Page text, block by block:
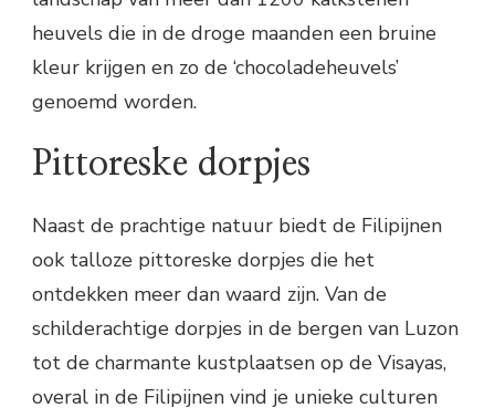
heuvels die in de droge maanden een bruine
kleur krijgen en zo de ‘chocoladeheuvels’
genoemd worden.
Pittoreske dorpjes
Naast de prachtige natuur biedt de Filipijnen
ook talloze pittoreske dorpjes die het
ontdekken meer dan waard zijn. Van de
schilderachtige dorpjes in de bergen van Luzon
tot de charmante kustplaatsen op de Visayas,
overal in de Filipijnen vind je unieke culturen